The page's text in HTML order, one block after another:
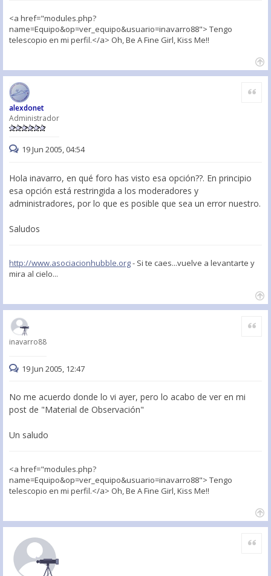
<a href="modules.php?
name=Equipo&op=ver_equipo&usuario=inavarro88"> Tengo
telescopio en mi perfil.</a> Oh, Be A Fine Girl, Kiss Me!!
alexdonet
Administrador
Citar
19 Jun 2005, 04:54
Hola inavarro, en qué foro has visto esa opción??. En principio
esa opción está restringida a los moderadores y
administradores, por lo que es posible que sea un error nuestro.
Saludos
http://www.asociacionhubble.org- Si te caes...vuelve a levantarte y
mira al cielo...
inavarro88
Citar
19 Jun 2005, 12:47
No me acuerdo donde lo vi ayer, pero lo acabo de ver en mi
post de "Material de Observación"
Un saludo
<a href="modules.php?
name=Equipo&op=ver_equipo&usuario=inavarro88"> Tengo
telescopio en mi perfil.</a> Oh, Be A Fine Girl, Kiss Me!!
Citar